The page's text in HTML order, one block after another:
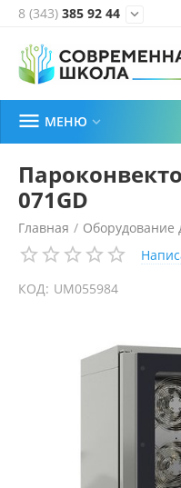
8 (343) 385 92 44 
 МЕНЮ 
071GD
Главная / Оборудование
КОД: UM055984